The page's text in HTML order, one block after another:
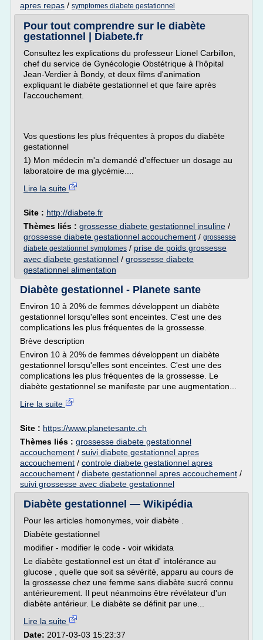
apres repas / symptomes diabete gestationnel
Pour tout comprendre sur le diabète
gestationnel | Diabete.fr
Consultez les explications du professeur Lionel Carbillon,
chef du service de Gynécologie Obstétrique à l'hôpital
Jean-Verdier à Bondy, et deux films d'animation
expliquant le diabète gestationnel et que faire après
l'accouchement.
Vos questions les plus fréquentes à propos du diabète
gestationnel
1) Mon médecin m'a demandé d'effectuer un dosage au
laboratoire de ma glycémie....
Lire la suite
Site : http://diabete.fr
Thèmes liés : grossesse diabete gestationnel insuline /
grossesse diabete gestationnel accouchement / grossesse
diabete gestationnel symptomes / prise de poids grossesse
avec diabete gestationnel / grossesse diabete
gestationnel alimentation
Diabète gestationnel - Planete sante
Environ 10 à 20% de femmes développent un diabète
gestationnel lorsqu'elles sont enceintes. C'est une des
complications les plus fréquentes de la grossesse.
Brève description
Environ 10 à 20% de femmes développent un diabète
gestationnel lorsqu'elles sont enceintes. C'est une des
complications les plus fréquentes de la grossesse. Le
diabète gestationnel se manifeste par une augmentation...
Lire la suite
Site : https://www.planetesante.ch
Thèmes liés : grossesse diabete gestationnel
accouchement / suivi diabete gestationnel apres
accouchement / controle diabete gestationnel apres
accouchement / diabete gestationnel apres accouchement /
suivi grossesse avec diabete gestationnel
Diabète gestationnel — Wikipédia
Pour les articles homonymes, voir diabète .
Diabète gestationnel
modifier - modifier le code - voir wikidata
Le diabète gestationnel est un état d' intolérance au
glucose , quelle que soit sa sévérité, apparu au cours de
la grossesse chez une femme sans diabète sucré connu
antérieurement. Il peut néanmoins être révélateur d'un
diabète antérieur. Le diabète se définit par une...
Lire la suite
Date: 2017-03-03 15:23:37